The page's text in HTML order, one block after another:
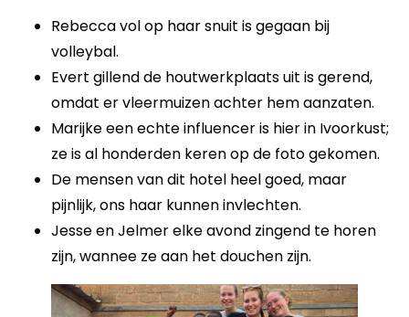
Rebecca vol op haar snuit is gegaan bij
volleybal.
Evert gillend de houtwerkplaats uit is gerend,
omdat er vleermuizen achter hem aanzaten.
Marijke een echte influencer is hier in Ivoorkust;
ze is al honderden keren op de foto gekomen.
De mensen van dit hotel heel goed, maar
pijnlijk, ons haar kunnen invlechten.
Jesse en Jelmer elke avond zingend te horen
zijn, wannee ze aan het douchen zijn.